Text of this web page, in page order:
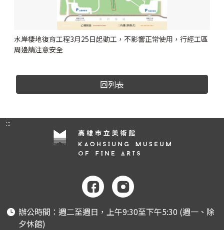
水岸棲地復育工程3月25日起動工，不影響正常使用，行經工區
周邊請注意安全
回列表
:::
辦公時間：週二至週日，上午9:30至下午5:30 (週一、除
夕休館)